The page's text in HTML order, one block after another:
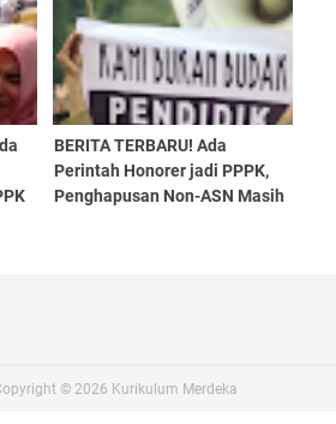
Profesionalisme Guru, Begini
Kata Dirjen GTK
BERITA TERBARU! Ada
Perintah Honorer jadi PPPK,
Penghapusan Non-ASN Masih
© 2026 Kurikulum Merdeka